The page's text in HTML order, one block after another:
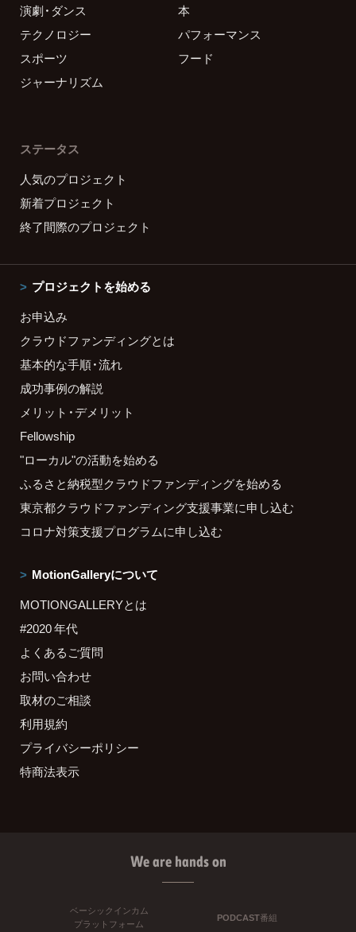
演劇・ダンス
本
テクノロジー
パフォーマンス
スポーツ
フード
ジャーナリズム
ステータス
人気のプロジェクト
新着プロジェクト
終了間際のプロジェクト
プロジェクトを始める
お申込み
クラウドファンディングとは
基本的な手順・流れ
成功事例の解説
メリット・デメリット
Fellowship
"ローカル"の活動を始める
ふるさと納税型クラウドファンディングを始める
東京都クラウドファンディング支援事業に申し込む
コロナ対策支援プログラムに申し込む
MotionGalleryについて
MOTIONGALLERYとは
#2020 年代
よくあるご質問
お問い合わせ
取材のご相談
利用規約
プライバシーポリシー
特商法表示
We are hands on
ベーシックインカム
プラットフォーム
PODCAST番組